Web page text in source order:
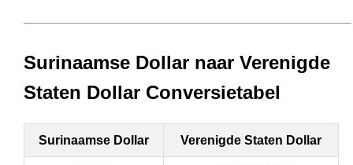
Surinaamse Dollar naar Verenigde
Staten Dollar Conversietabel
Surinaamse Dollar Verenigde Staten Dollar